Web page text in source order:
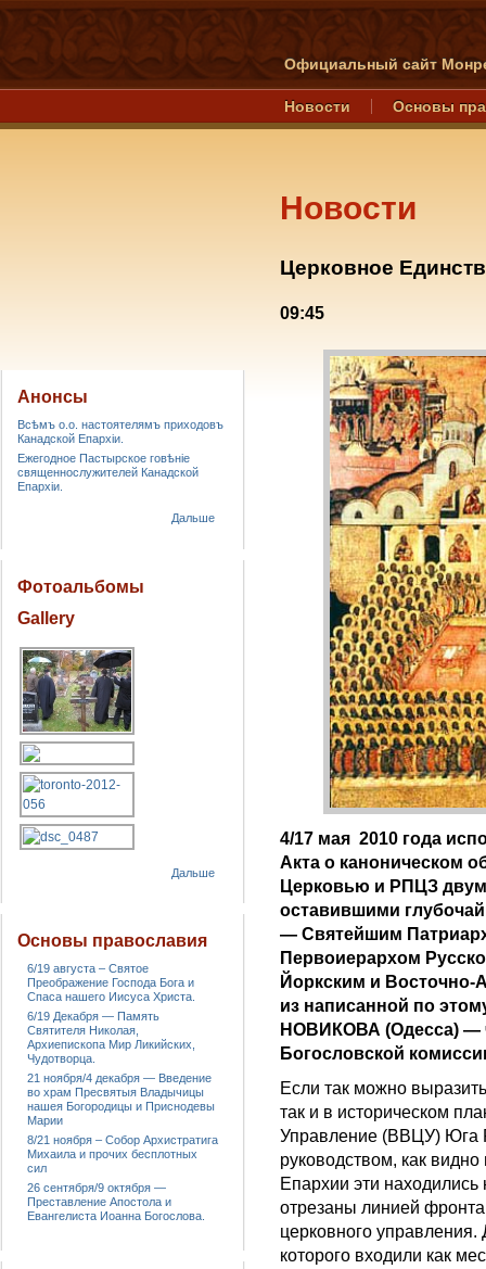
Официальный сайт
Новости Основы
Новости
Церковное
09:45
4/17 мая 2010 года
Акта о каноническом
Церковью и РПЦЗ
оставившими
— Святейшим
Первоиерархом
Йоркским и
из написанной по
НОВИКОВА (Одесса) —
Богословской
Если так можно
так и в историческом
Управление (ВВЦУ) Юга
руководством, как
Епархии эти
отрезаны линией
церковного
которого входили как
Анонсы
Всѣмъ о.о. настоятелямъ приходовъ
Канадской Епархiи.
Ежегодное Пастырское говѣніе
священнослужителей Канадской
Епархіи.
Дальше
Фотоальбомы
Gallery
Дальше
Основы православия
6/19 августа – Святое
Преображение Господа Бога и
Спаса нашего Иисуса Христа.
6/19 Декабря — Память
Святителя Николая,
Архиепископа Мир Ликийских,
Чудотворца.
21 ноября/4 декабря — Введение
во храм Пресвятыя Владычицы
нашея Богородицы и Приснодевы
Марии
8/21 ноября – Собор Архистратига
Михаила и прочих бесплотных
сил
26 сентября/9 октября —
Преставление Апостола и
Евангелиста Иоанна Богослова.